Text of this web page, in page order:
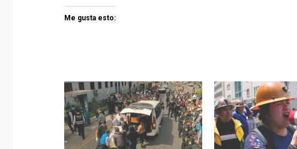
Me gusta esto: